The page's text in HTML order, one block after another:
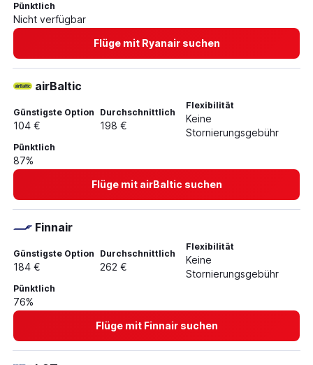
Pünktlich
Nicht verfügbar
Flüge mit Ryanair suchen
airBaltic
Günstigste Option
104 €
Durchschnittlich
198 €
Flexibilität
Keine
Stornierungsgebühr
Pünktlich
87%
Flüge mit airBaltic suchen
Finnair
Günstigste Option
184 €
Durchschnittlich
262 €
Flexibilität
Keine
Stornierungsgebühr
Pünktlich
76%
Flüge mit Finnair suchen